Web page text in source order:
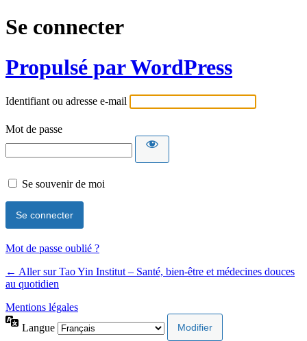
Se connecter
Propulsé par WordPress
Identifiant ou adresse e-mail
Mot de passe
Se souvenir de moi
Mot de passe oublié ?
← Aller sur Tao Yin Institut – Santé, bien-être et médecines douces
au quotidien
Mentions légales
Langue